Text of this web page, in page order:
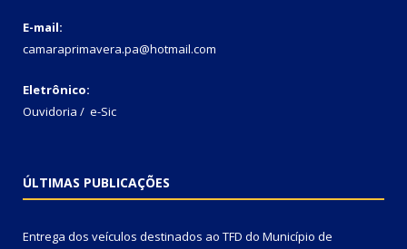
E-mail:
camaraprimavera.pa@hotmail.com
Eletrônico:
Ouvidoria / e-Sic
ÚLTIMAS PUBLICAÇÕES
Entrega dos veículos destinados ao TFD do Município de